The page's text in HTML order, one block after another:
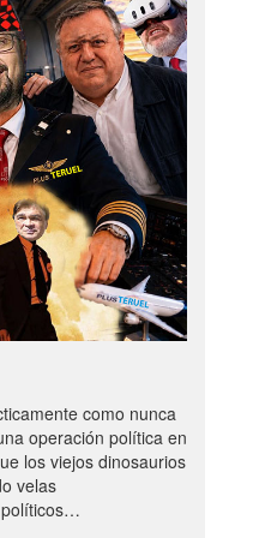
como nunca
operación política en
los viejos dinosaurios
velas
políticos…